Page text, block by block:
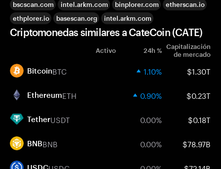
bscscan.com intel.arkm.com binplorer.com
etherscan.io
ethplorer.io
basescan.org intel.arkm.com
Criptomonedas similares a CateCoin (CATE)
Activo 24h % Capitalización
de mercado
BitcoinBTC 1.10% $1.30T
EthereumETH 0.90% $0.23T
TetherUSDT 0.00% $0.18T
BNBBNB 0.00% $78.97B